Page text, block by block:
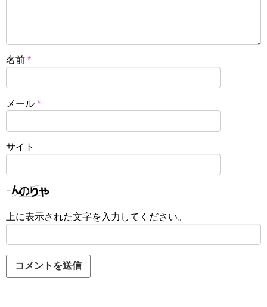
名前 *
メール *
サイト
上に表示された文字を入力してください。